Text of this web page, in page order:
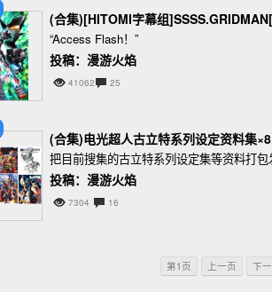
(合集)[HITOMI字幕组
“Access Flash！”
投稿：漫游火焰
41062 25
(合集)电光超人古立特系列设定资料集×8
把目前搜集的古立特系列设定集等资料打包
投稿：漫游火焰
7304 16
第1页 上一页 下